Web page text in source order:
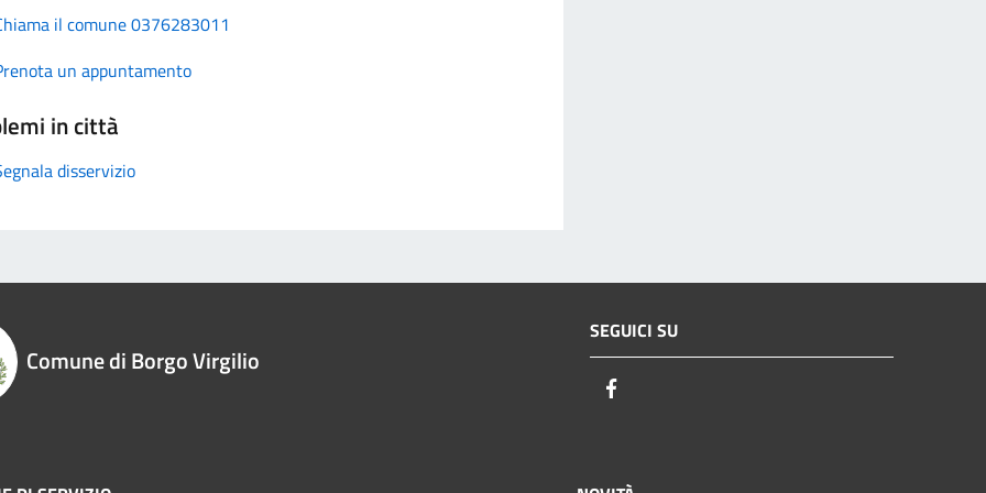
il comune 0376283011
un appuntamento
in città
disservizio
Comune di Borgo Virgilio
SEGUICI SU